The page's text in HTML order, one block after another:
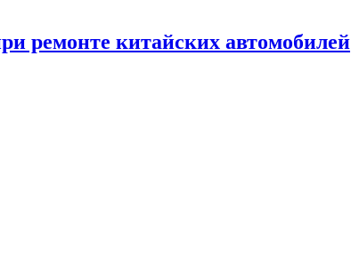
ремонте китайских автомобилей